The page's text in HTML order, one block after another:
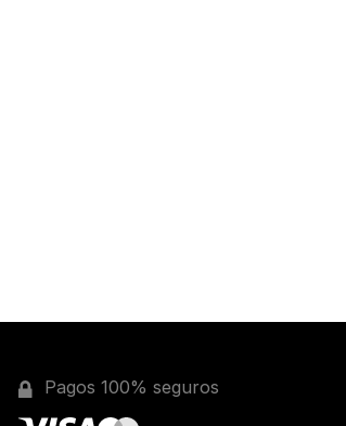
Pagos 100% seguros